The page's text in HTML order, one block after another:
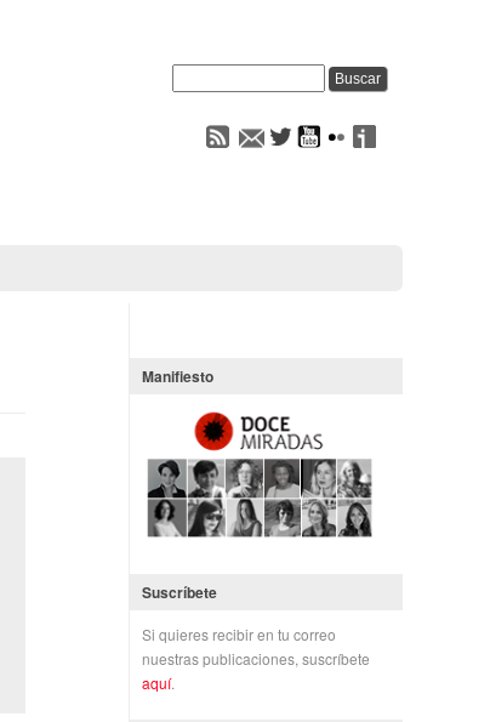
Manifiesto
Suscríbete
Si quieres recibir en tu correo
nuestras publicaciones, suscríbete
aquí.